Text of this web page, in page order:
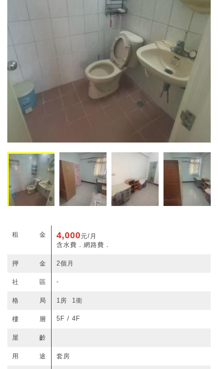
租金 4,000元/月
含水費．網路費．
押金 2個月
社區 -
格局 1房 1衛
樓層 5F / 4F
屋齡
用途 套房